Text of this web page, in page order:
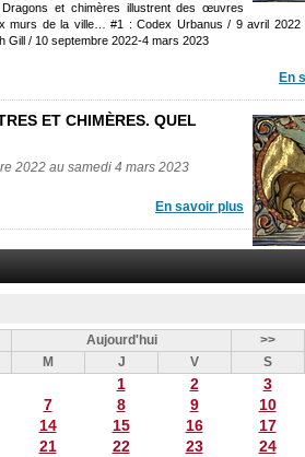
et chimères illustrent des œuvres
murs de la ville… #1 : Codex Urbanus / 9 avril 2022
Gill / 10 septembre 2022-4 mars 2023
En
ET CHIMÈRES. QUEL
2022 au samedi 4 mars 2023
En savoir plus
Aujourd'hui
>>
M J V S
1 2
3
7 8 9
10
14 15 16
17
21 22 23
24